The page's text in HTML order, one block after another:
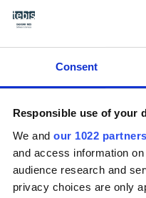
Consent
Responsible use of your
We and our 1022 partners
and access information
audience research and
privacy choices are only
engineering